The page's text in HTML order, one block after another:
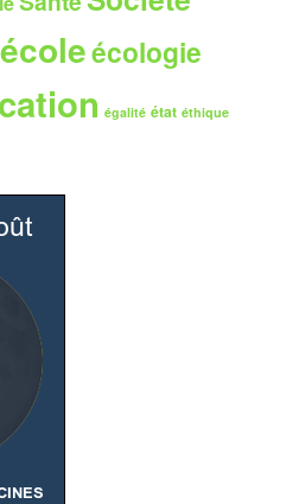
écoleécologie
égalité état éthique